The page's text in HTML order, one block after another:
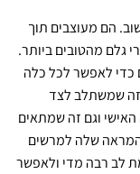
הם מעוצבים תוך
גלם מהטובים ביותר.
כדי לאפשר לכל כלה
זה שמשתלב לצד
וגם זה שמתאים
המראה שלה למרשים
לב רבה מדי ולאפשר